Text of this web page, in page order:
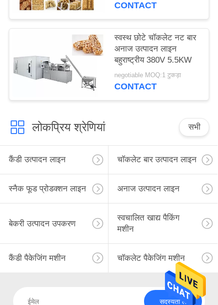
CONTACT
स्वस्थ छोटे चॉकलेट नट बार
अनाज उत्पादन लाइन
बहुराष्ट्रीय 380V 5.5KW
negotiable MOQ:1 टुकड़ा
CONTACT
लोकप्रिय श्रेणियां सभी
कैंडी उत्पादन लाइन चॉकलेट बार उत्पादन लाइन
स्नैक फूड प्रोडक्शन लाइन अनाज उत्पादन लाइन
बेकरी उत्पादन उपकरण
स्वचालित खाद्य पैकिंग
मशीन
कैंडी पैकेजिंग मशीन चॉकलेट पैकेजिंग मशीन
सदस्यता लें